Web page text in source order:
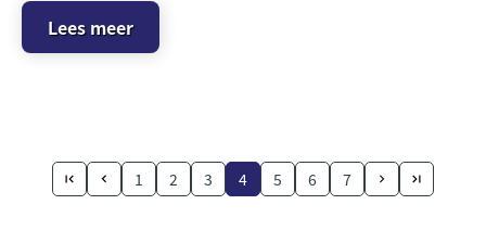
Lees meer
1 2 3 4 5 6 7